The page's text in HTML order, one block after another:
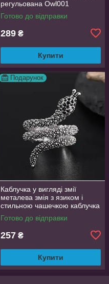
регульована Owl001
Готово до відправки
289 ₴
Купити
Подарунок
Каблучка у вигляді змії
металева змія з язиком і
стильною чашечкою каблучка
влада розмір регульований
Готово до відправки
257 ₴
Купити